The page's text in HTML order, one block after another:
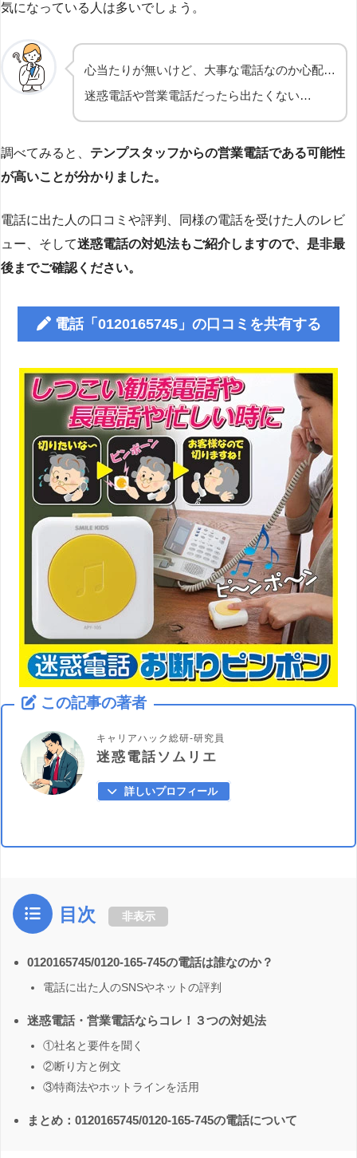
気になっている人は多いでしょう。
心当たりが無いけど、大事な電話なのか心配…
迷惑電話や営業電話だったら出たくない…
調べてみると、 テンプスタッフからの営業電話である可能性
が高いことが分かりました。
電話に出た人の口コミや評判、同様の電話を受けた人のレビ
ュー、そして迷惑電話の対処法もご紹介しますので、是非最
後までご確認ください。
電話「0120165745」の口コミを共有する
この記事の著者
キャリアハック総研-研究員
迷惑電話ソムリエ
詳しいプロフィール
目次 非表示
0120165745/0120-165-745の電話は誰なのか？
電話に出た人のSNSやネットの評判
迷惑電話・営業電話ならコレ！３つの対処法
①社名と要件を聞く
②断り方と例文
③特商法やホットラインを活用
まとめ：0120165745/0120-165-745の電話について